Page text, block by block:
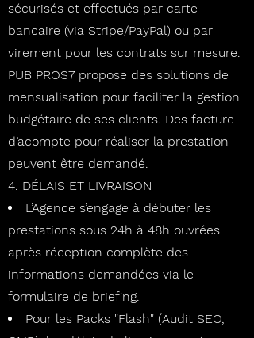
sécurisés et effectués par carte
bancaire (via Stripe/PayPal) ou par
virement pour les contrats sur mesure.
PUB PROS7 propose des solutions de
mensualisation pour faciliter la gestion
budgétaire de ses clients. Des facture
d’acompte pour réaliser la prestation
peuvent être demandé.
4. DÉLAIS ET LIVRAISON
L’Agence s’engage à débuter les
prestations sous 24h à 48h ouvrées
après réception complète des
informations demandées via le
formulaire de briefing.
Pour les Packs "Flash" (Audit SEO,